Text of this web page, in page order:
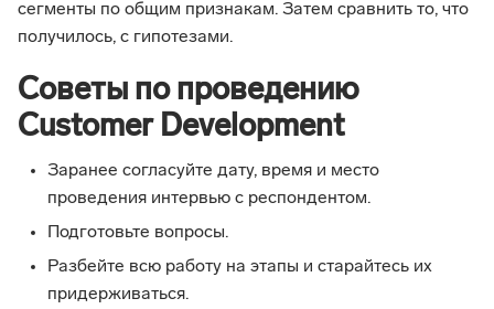
сегменты по общим признакам. Затем сравнить то, что
получилось, с гипотезами.
Советы по проведению
Customer Development
Заранее согласуйте дату, время и место
проведения интервью с респондентом.
Подготовьте вопросы.
Разбейте всю работу на этапы и старайтесь их
придерживаться.